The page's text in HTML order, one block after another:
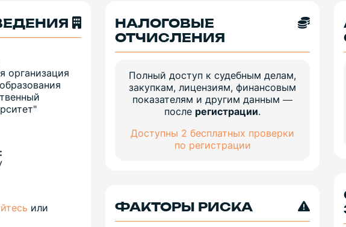
организация
или
НАЛОГОВЫЕ
ОТЧИСЛЕНИЯ
Полный доступ к судебным делам,
закупкам, лицензиям, финансовым
показателям и другим данным —
после регистрации.
Доступны 2 бесплатных проверки
по регистрации
ФАКТОРЫ РИСКА